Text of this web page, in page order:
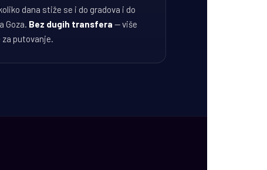
dana stiže se i do gradova i do
Goza. Bez dugih transfera — više
putovanje.